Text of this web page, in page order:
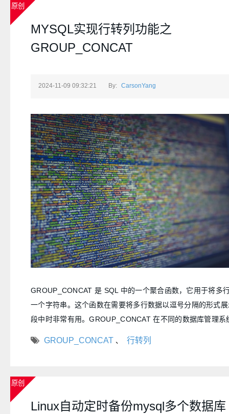
原创
MYSQL实现行转列功能之
GROUP_CONCAT
2024-11-09 09:32:21 By: CarsonYang
GROUP_CONCAT 是 SQL 中的一个聚合函数，它用于将多
一个字符串。这个函数在需要将多行数据以逗号分隔的形式
段中时非常有用。GROUP_CONCAT 在不同的数据库管理系
GROUP_CONCAT 、 行转列
原创
Linux自动定时备份mysql多个数据库